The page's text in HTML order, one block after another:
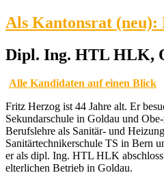
Als Kantonsrat
Dipl. Ing. HTL HLK,
Alle Kandidaten auf einen Blick
Fritz Herzog ist 44 Jahre alt. Er
Sekundarschule in Goldau und
Berufslehre als Sanitär- und
Sanitärtechnikerschule TS in Bern
er als dipl. Ing. HTL HLK
elterlichen Betrieb in Goldau.